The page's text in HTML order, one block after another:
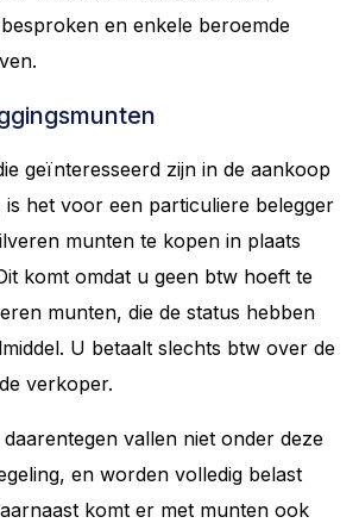
en enkele beroemde
geïnteresseerd zijn in de aankoop
het voor een particuliere belegger
munten te kopen in plaats
komt omdat u geen btw hoeft te
munten, die de status hebben
U betaalt slechts btw over de
verkoper.
vallen niet onder deze
en worden volledig belast
komt er met munten ook